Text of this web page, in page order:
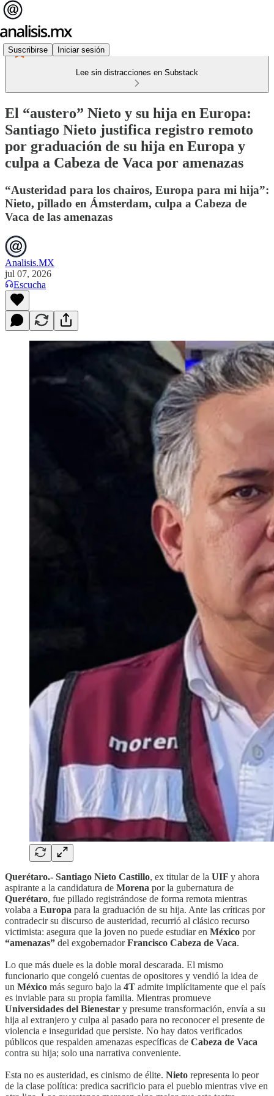
Suscribirse Iniciar sesión
Lee sin distracciones en Substack
El “austero” Nieto y su hija en Europa:
Santiago Nieto justifica registro remoto
por graduación de su hija en Europa y
culpa a Cabeza de Vaca por amenazas
“Austeridad para los chairos, Europa para mi hija”:
Nieto, pillado en Ámsterdam, culpa a Cabeza de
Vaca de las amenazas
Analisis.MX
jul 07, 2026
Escucha
Querétaro.- Santiago Nieto Castillo, ex titular de la UIF y ahora
aspirante a la candidatura de Morena por la gubernatura de
Querétaro, fue pillado registrándose de forma remota mientras
volaba a Europa para la graduación de su hija. Ante las críticas por
contradecir su discurso de austeridad, recurrió al clásico recurso
victimista: asegura que la joven no puede estudiar en México por
“amenazas” del exgobernadorFrancisco Cabeza de Vaca.
Lo que más duele es la doble moral descarada. El mismo
funcionario que congeló cuentas de opositores y vendió la idea de
un México más seguro bajo la 4T admite implícitamente que el país
es inviable para su propia familia. Mientras promueve
Universidades del Bienestar y presume transformación, envía a su
hija al extranjero y culpa al pasado para no reconocer el presente de
violencia e inseguridad que persiste. No hay datos verificados
públicos que respalden amenazas específicas de Cabeza de Vaca
contra su hija; solo una narrativa conveniente.
Esta no es austeridad, es cinismo de élite. Nieto representa lo peor
de la clase política: predica sacrificio para el pueblo mientras vive en